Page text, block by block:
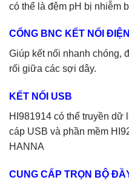
có thể là đệm pH bị nhiễm
CỔNG BNC KẾT NỐI
Giúp kết nối nhanh chóng,
rối giữa các sợi dây.
KẾT NỐI USB
HI981914 có thể truyền dữ
cáp USB và phần mềm
HANNA
CUNG CẤP TRỌN BỘ